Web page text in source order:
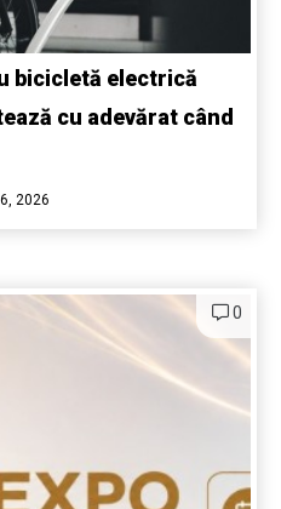
bicicletă electrică
cu adevărat când
2026
0